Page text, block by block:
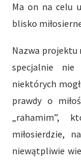
Ma on na celu
blisko
Nazwa projektu
specjalnie nie
niektórych
prawdy o
„rahamim”,
miłosierdzie,
niewątpliwie